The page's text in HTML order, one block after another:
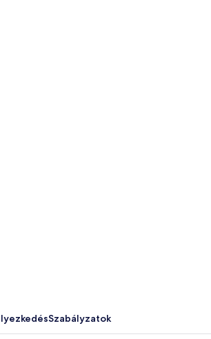
Szabályzatok